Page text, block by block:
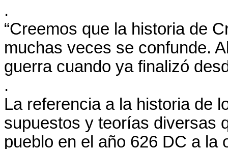
.
“Creemos que la historia de
muchas veces se confunde.
guerra cuando ya finalizó
.
La referencia a la historia de
supuestos y teorías diversas
pueblo en el año 626 DC a la